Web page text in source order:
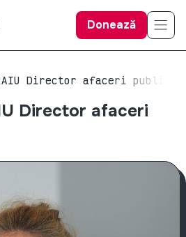
Donează
Director afaceri publice
Director afaceri